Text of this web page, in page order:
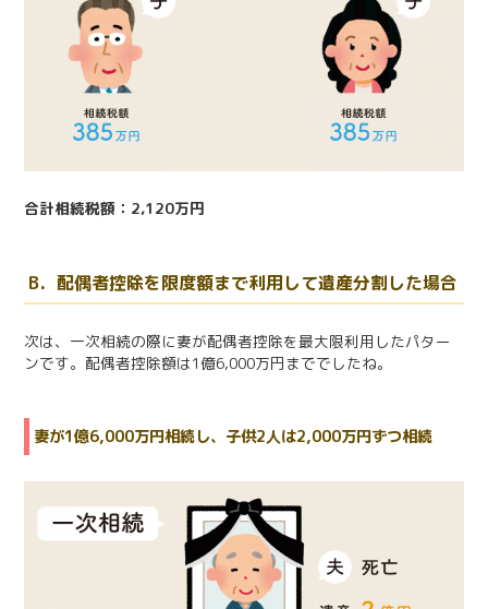
合計相続税額：2,120万円
B．配偶者控除を限度額まで利用して遺産分割した場合
次は、一次相続の際に妻が配偶者控除を最大限利用したパター
ンです。配偶者控除額は1億6,000万円まででしたね。
妻が1億6,000万円相続し、子供2人は2,000万円ずつ相続